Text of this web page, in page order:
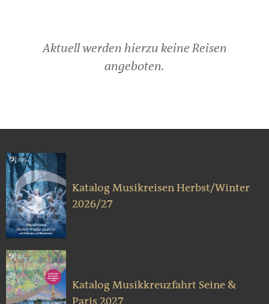
Aktuell werden hierzu keine Reisen
angeboten.
Katalog Musikreisen Herbst/Winter
2026/27
Katalog Musikkreuzfahrt Seine &
Paris 2027